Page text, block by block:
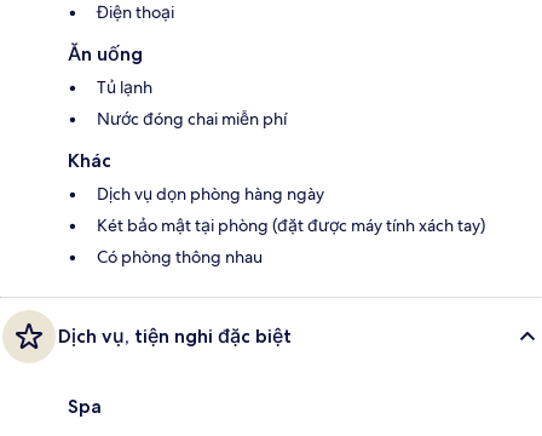
Điện thoại
Ăn uống
Tủ lạnh
Nước đóng chai miễn phí
Khác
Dịch vụ dọn phòng hàng ngày
Két bảo mật tại phòng (đặt được máy tính xách tay)
Có phòng thông nhau
Dịch vụ, tiện nghi đặc biệt
Spa